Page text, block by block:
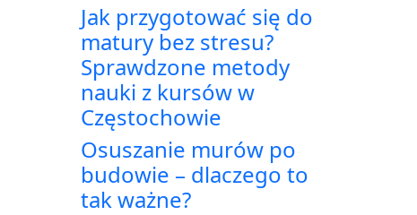
Jak przygotować się do
matury bez stresu?
Sprawdzone metody
nauki z kursów w
Częstochowie
Osuszanie murów po
budowie – dlaczego to
tak ważne?